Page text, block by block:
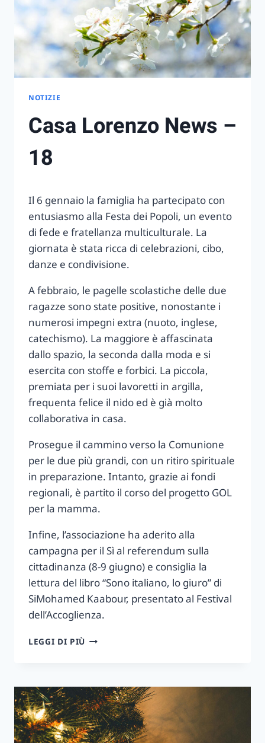
NOTIZIE
Casa Lorenzo News –
18
Il 6 gennaio la famiglia ha partecipato con
entusiasmo alla Festa dei Popoli, un evento
di fede e fratellanza multiculturale. La
giornata è stata ricca di celebrazioni, cibo,
danze e condivisione.
A febbraio, le pagelle scolastiche delle due
ragazze sono state positive, nonostante i
numerosi impegni extra (nuoto, inglese,
catechismo). La maggiore è affascinata
dallo spazio, la seconda dalla moda e si
esercita con stoffe e forbici. La piccola,
premiata per i suoi lavoretti in argilla,
frequenta felice il nido ed è già molto
collaborativa in casa.
Prosegue il cammino verso la Comunione
per le due più grandi, con un ritiro spirituale
in preparazione. Intanto, grazie ai fondi
regionali, è partito il corso del progetto GOL
per la mamma.
Infine, l’associazione ha aderito alla
campagna per il Sì al referendum sulla
cittadinanza (8-9 giugno) e consiglia la
lettura del libro “Sono italiano, lo giuro” di
SiMohamed Kaabour, presentato al Festival
dell’Accoglienza.
LEGGI DI PIÙ CASA
18